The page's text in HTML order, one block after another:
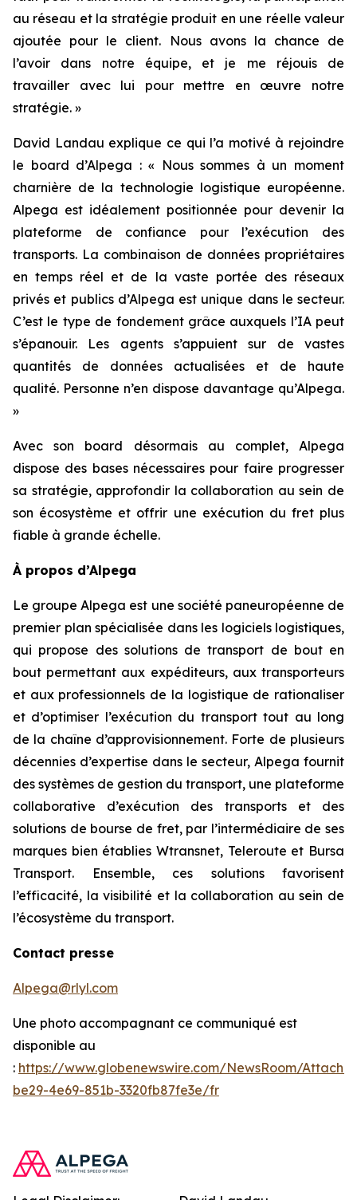
au réseau et la stratégie produit en une réelle valeur
ajoutée pour le client. Nous avons la chance de
l’avoir dans notre équipe, et je me réjouis de
travailler avec lui pour mettre en œuvre notre
stratégie. »
David Landau explique ce qui l’a motivé à rejoindre
le board d’Alpega : « Nous sommes à un moment
charnière de la technologie logistique européenne.
Alpega est idéalement positionnée pour devenir la
plateforme de confiance pour l’exécution des
transports. La combinaison de données propriétaires
en temps réel et de la vaste portée des réseaux
privés et publics d’Alpega est unique dans le secteur.
C’est le type de fondement grâce auxquels l’IA peut
s’épanouir. Les agents s’appuient sur de vastes
quantités de données actualisées et de haute
qualité. Personne n’en dispose davantage qu’Alpega.
»
Avec son board désormais au complet, Alpega
dispose des bases nécessaires pour faire progresser
sa stratégie, approfondir la collaboration au sein de
son écosystème et offrir une exécution du fret plus
fiable à grande échelle.
À propos d’Alpega
Le groupe Alpega est une société paneuropéenne de
premier plan spécialisée dans les logiciels logistiques,
qui propose des solutions de transport de bout en
bout permettant aux expéditeurs, aux transporteurs
et aux professionnels de la logistique de rationaliser
et d’optimiser l’exécution du transport tout au long
de la chaîne d’approvisionnement. Forte de plusieurs
décennies d’expertise dans le secteur, Alpega fournit
des systèmes de gestion du transport, une plateforme
collaborative d’exécution des transports et des
solutions de bourse de fret, par l’intermédiaire de ses
marques bien établies Wtransnet, Teleroute et Bursa
Transport. Ensemble, ces solutions favorisent
l’efficacité, la visibilité et la collaboration au sein de
l’écosystème du transport.
Contact presse
Alpega@rlyl.com
Une photo accompagnant ce communiqué est
disponible au
: https://www.globenewswire.com/NewsRoom/
be29-4e69-851b-3320fb87fe3e/fr